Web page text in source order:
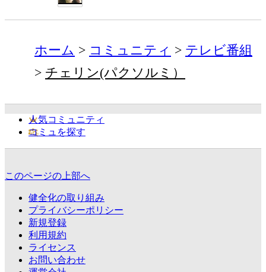
ホーム コミュニティ
テレビ番組
チェリン(パクソルミ）
人気コミュニティ
コミュを探す
このページの上部へ
健全化の取り組み
プライバシーポリシー
新規登録
利用規約
ライセンス
お問い合わせ